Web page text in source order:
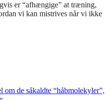
er “afhængige” at træning,
vi kan mistrives når vi ikke
de såkaldte “håbmolekyler”,